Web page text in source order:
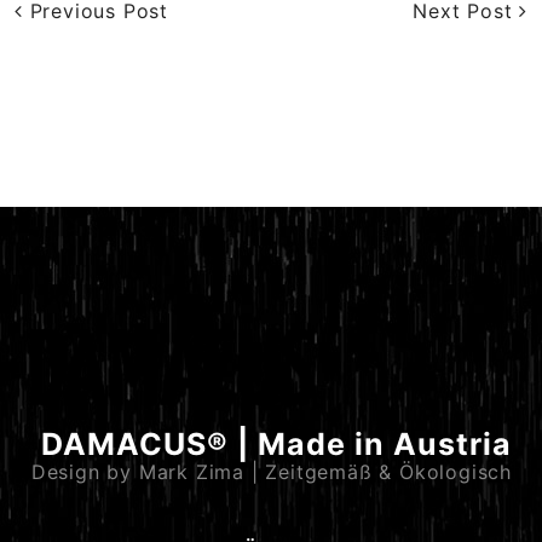
Previous Post Next Post
DAMACUS® | Made in Austria
Design by Mark Zima | Zeitgemäß & Ökologisch